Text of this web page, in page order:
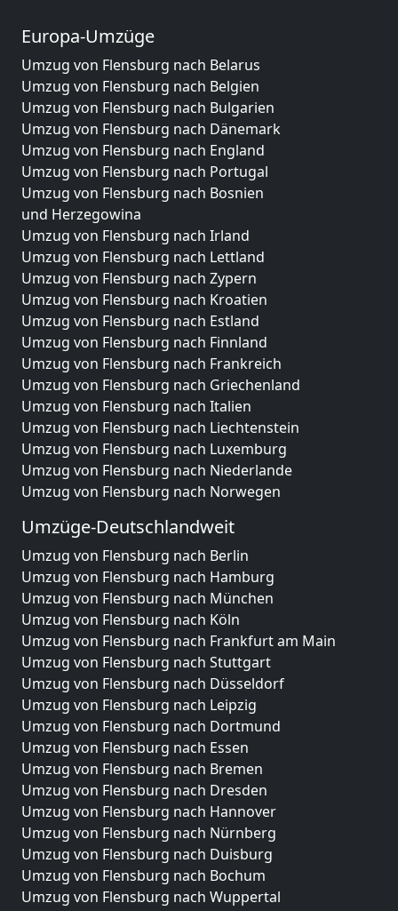
Europa-Umzüge
Umzug von Flensburg nach Belarus
Umzug von Flensburg nach Belgien
Umzug von Flensburg nach Bulgarien
Umzug von Flensburg nach Dänemark
Umzug von Flensburg nach England
Umzug von Flensburg nach Portugal
Umzug von Flensburg nach Bosnien
und Herzegowina
Umzug von Flensburg nach Irland
Umzug von Flensburg nach Lettland
Umzug von Flensburg nach Zypern
Umzug von Flensburg nach Kroatien
Umzug von Flensburg nach Estland
Umzug von Flensburg nach Finnland
Umzug von Flensburg nach Frankreich
Umzug von Flensburg nach Griechenland
Umzug von Flensburg nach Italien
Umzug von Flensburg nach Liechtenstein
Umzug von Flensburg nach Luxemburg
Umzug von Flensburg nach Niederlande
Umzug von Flensburg nach Norwegen
Umzüge-Deutschlandweit
Umzug von Flensburg nach Berlin
Umzug von Flensburg nach Hamburg
Umzug von Flensburg nach München
Umzug von Flensburg nach Köln
Umzug von Flensburg nach Frankfurt am Main
Umzug von Flensburg nach Stuttgart
Umzug von Flensburg nach Düsseldorf
Umzug von Flensburg nach Leipzig
Umzug von Flensburg nach Dortmund
Umzug von Flensburg nach Essen
Umzug von Flensburg nach Bremen
Umzug von Flensburg nach Dresden
Umzug von Flensburg nach Hannover
Umzug von Flensburg nach Nürnberg
Umzug von Flensburg nach Duisburg
Umzug von Flensburg nach Bochum
Umzug von Flensburg nach Wuppertal